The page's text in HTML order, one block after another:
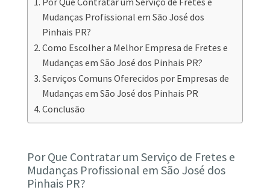
Mudanças Profissional em São José dos
Pinhais PR?
Como Escolher a Melhor Empresa de Fretes e
Mudanças em São José dos Pinhais PR?
Serviços Comuns Oferecidos por Empresas de
Mudanças em São José dos Pinhais PR
Conclusão
Por Que Contratar um Serviço de Fretes e
Mudanças Profissional em São José dos
Pinhais PR?